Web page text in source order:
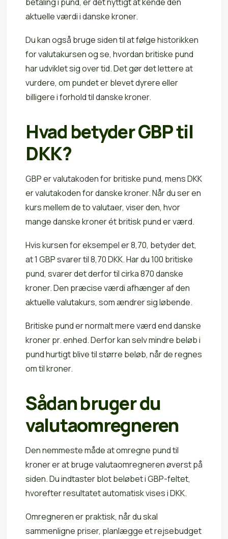
aktuelle værdi i danske kroner.
Du kan også bruge siden til at følge historikken
for valutakursen og se, hvordan britiske pund
har udviklet sig over tid. Det gør det lettere at
vurdere, om pundet er blevet dyrere eller
billigere i forhold til danske kroner.
Hvad betyder GBP til
DKK?
GBP er valutakoden for britiske pund, mens DKK
er valutakoden for danske kroner. Når du ser en
kurs mellem de to valutaer, viser den, hvor
mange danske kroner ét britisk pund er værd.
Hvis kursen for eksempel er 8,70, betyder det,
at 1 GBP svarer til 8,70 DKK. Har du 100 britiske
pund, svarer det derfor til cirka 870 danske
kroner. Den præcise værdi afhænger af den
aktuelle valutakurs, som ændrer sig løbende.
Britiske pund er normalt mere værd end danske
kroner pr. enhed. Derfor kan selv mindre beløb i
pund hurtigt blive til større beløb, når de regnes
om til kroner.
Sådan bruger du
valutaomregneren
Den nemmeste måde at omregne pund til
kroner er at bruge valutaomregneren øverst på
siden. Du indtaster blot beløbet i GBP-feltet,
hvorefter resultatet automatisk vises i DKK.
Omregneren er praktisk, når du skal
sammenligne priser, planlægge et rejsebudget